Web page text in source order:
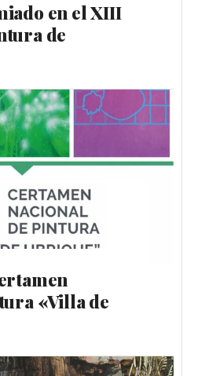
en el XIII
de
«Villa de